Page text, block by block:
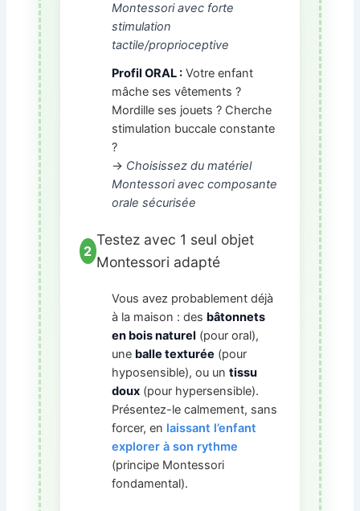
Montessori avec forte
stimulation
tactile/proprioceptive
Profil ORAL :Votre enfant
mâche ses vêtements ?
Mordille ses jouets ? Cherche
stimulation buccale constante
?
→ Choisissez du matériel
Montessori avec composante
orale sécurisée
2
Testez avec 1 seul objet
Montessori adapté
Vous avez probablement déjà
à la maison : des bâtonnets
en bois naturel (pour oral),
une balle texturée (pour
hyposensible), ou un tissu
doux(pour hypersensible).
Présentez-le calmement, sans
forcer, en laissant l’enfant
explorer à son rythme
(principe Montessori
fondamental).